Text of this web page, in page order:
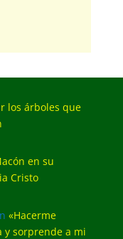
los árboles que
en su
Cristo
«Hacerme
y sorprende a mi